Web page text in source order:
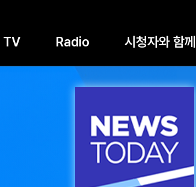
TV Radio 시청자와 함께